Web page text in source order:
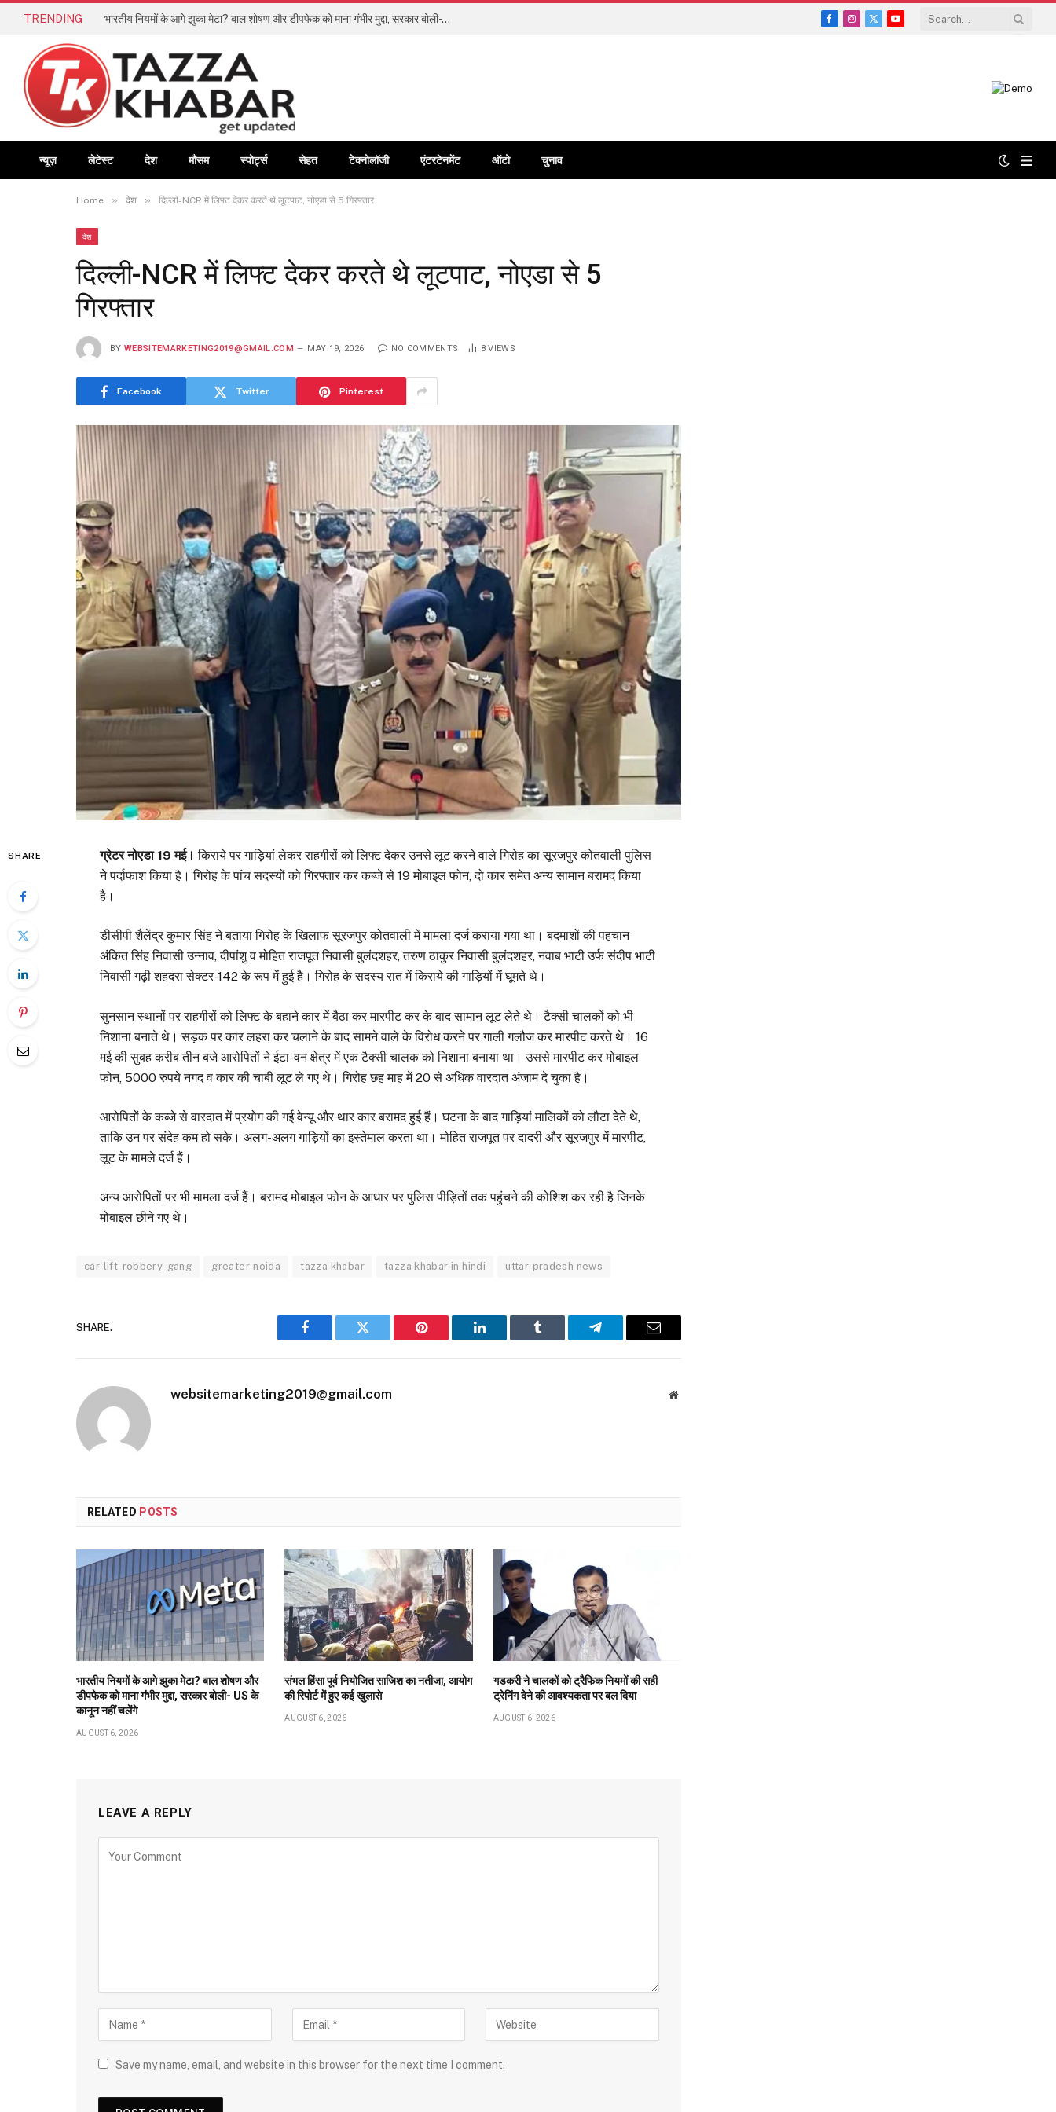
TRENDING भारतीय नियमों के आगे झुका मेटा? बाल शोषण और डीपफेक को माना गंभीर मुद्दा, सरकार बोली- US के कानून नहीं चलेंगे
Facebook
Instagram
X
YouTube
न्यूज़ लेटेस्ट देश मौसम स्पोर्ट्स सेहत टेक्नोलॉजी एंटरटेनमेंट ऑटो चुनाव
Home » देश » दिल्ली-NCR में लिफ्ट देकर करते थे लूटपाट, नोएडा से 5 गिरफ्तार
देश
दिल्ली-NCR में लिफ्ट देकर करते थे लूटपाट, नोएडा से 5
गिरफ्तार
BY WEBSITEMARKETING2019@GMAIL.COM MAY 19, 2026 NO COMMENTS 8VIEWS
Facebook Twitter Pinterest
SHARE ग्रेटर नोएडा 19 मई।किराये पर गाड़ियां लेकर राहगीरों को लिफ्ट देकर उनसे लूट करने वाले गिरोह का सूरजपुर कोतवाली पुलिस
ने पर्दाफाश किया है। गिरोह के पांच सदस्यों को गिरफ्तार कर कब्जे से 19 मोबाइल फोन, दो कार समेत अन्य सामान बरामद किया
है।
डीसीपी शैलेंद्र कुमार सिंह ने बताया गिरोह के खिलाफ सूरजपुर कोतवाली में मामला दर्ज कराया गया था। बदमाशों की पहचान
अंकित सिंह निवासी उन्नाव, दीपांशु व मोहित राजपूत निवासी बुलंदशहर, तरुण ठाकुर निवासी बुलंदशहर, नवाब भाटी उर्फ संदीप भाटी
निवासी गढ़ी शहदरा सेक्टर-142 के रूप में हुई है। गिरोह के सदस्य रात में किराये की गाड़ियों में घूमते थे।
सुनसान स्थानों पर राहगीरों को लिफ्ट के बहाने कार में बैठा कर मारपीट कर के बाद सामान लूट लेते थे। टैक्सी चालकों को भी
निशाना बनाते थे। सड़क पर कार लहरा कर चलाने के बाद सामने वाले के विरोध करने पर गाली गलौज कर मारपीट करते थे। 16
मई की सुबह करीब तीन बजे आरोपितों ने ईटा-वन क्षेत्र में एक टैक्सी चालक को निशाना बनाया था। उससे मारपीट कर मोबाइल
फोन, 5000 रुपये नगद व कार की चाबी लूट ले गए थे। गिरोह छह माह में 20 से अधिक वारदात अंजाम दे चुका है।
आरोपितों के कब्जे से वारदात में प्रयोग की गई वेन्यू और थार कार बरामद हुई हैं। घटना के बाद गाड़ियां मालिकों को लौटा देते थे,
ताकि उन पर संदेह कम हो सके। अलग-अलग गाड़ियों का इस्तेमाल करता था। मोहित राजपूत पर दादरी और सूरजपुर में मारपीट,
लूट के मामले दर्ज हैं।
अन्य आरोपितों पर भी मामला दर्ज हैं। बरामद मोबाइल फोन के आधार पर पुलिस पीड़ितों तक पहुंचने की कोशिश कर रही है जिनके
मोबाइल छीने गए थे।
car-lift-robbery-gang greater-noida tazza khabar tazza khabar in hindi uttar-pradesh news
SHARE.
Facebook Twitter Pinterest LinkedIn Tumblr Telegram Email
websitemarketing2019@gmail.com Website
RELATED POSTS
भारतीय नियमों के आगे झुका मेटा? बाल शोषण और
डीपफेक को माना गंभीर मुद्दा, सरकार बोली- US के
कानून नहीं चलेंगे
AUGUST 6, 2026
संभल हिंसा पूर्व नियोजित साजिश का नतीजा, आयोग
की रिपोर्ट में हुए कई खुलासे
AUGUST 6, 2026
गडकरी ने चालकों को ट्रैफिक नियमों की सही
ट्रेनिंग देने की आवश्यकता पर बल दिया
AUGUST 6, 2026
LEAVE A REPLY
Save my name, email, and website in this browser for the next time I comment.